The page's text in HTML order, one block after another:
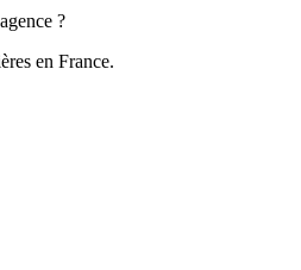
?
en France.